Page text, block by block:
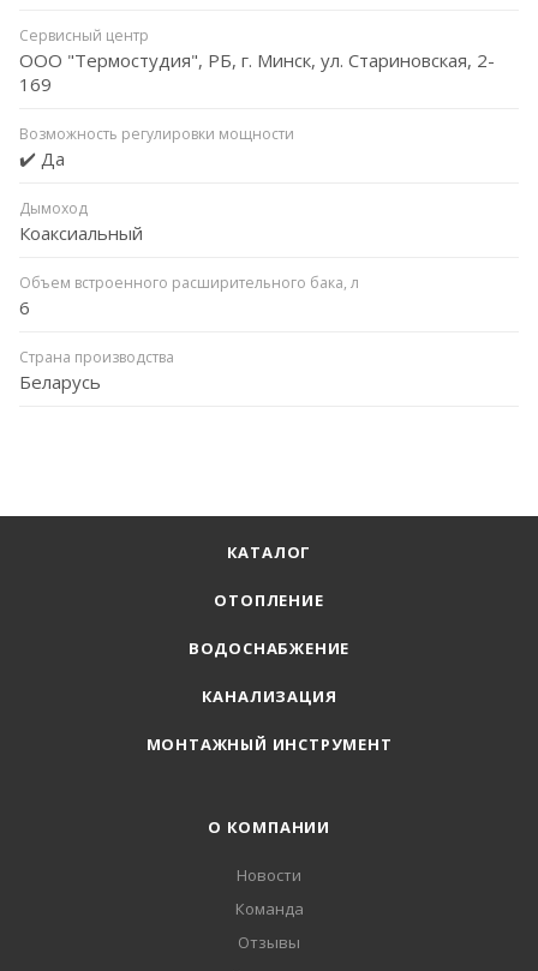
Сервисный центр
ООО "Термостудия", РБ, г. Минск, ул. Стариновская, 2-
169
Возможность регулировки мощности
✔️ Да
Дымоход
Коаксиальный
Объем встроенного расширительного бака, л
6
Страна производства
Беларусь
КАТАЛОГ
ОТОПЛЕНИЕ
ВОДОСНАБЖЕНИЕ
КАНАЛИЗАЦИЯ
МОНТАЖНЫЙ ИНСТРУМЕНТ
О КОМПАНИИ
Новости
Команда
Отзывы